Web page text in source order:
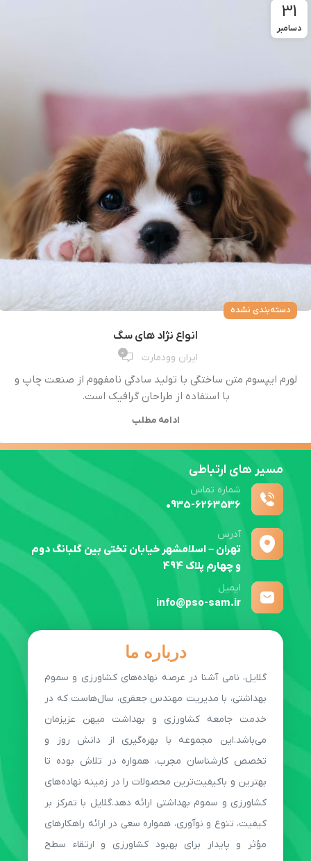
31
دسامبر
دسته‌بندی نشده
انواع نژاد های سگ
ایران وودمارت 0
لورم ایپسوم متن ساختگی با تولید سادگی نامفهوم از صنعت چاپ و
با استفاده از طراحان گرافیک است.
ادامه مطلب
درباره ما
گلایل، نامی آشنا در عرصه نهاده‌های کشاورزی و سموم
بهداشتی، با مدیریت مهندس جعفری، سال‌هاست که در
خدمت جامعه کشاورزی و بهداشت میهن عزیزمان
می‌باشد.این مجموعه با بهره‌گیری از دانش روز و
تخصص کارشناسان مجرب، همواره در تلاش بوده تا
بهترین و باکیفیت‌ترین محصولات را در زمینه نهاده‌های
کشاورزی و سموم بهداشتی ارائه دهد.گلایل با تمرکز بر
کیفیت، تنوع و نوآوری، همواره سعی در ارائه راهکارهای
مؤثر و پایدار برای بهبود کشاورزی و ارتقاء سطح
مسیر های ارتباطی
شماره تماس
0935-6263536
آدرس
تهران – اسلامشهر خیابان تختی بین گلبانگ دوم
و چهارم پلاک 494
ایمیل
info@pso-sam.ir